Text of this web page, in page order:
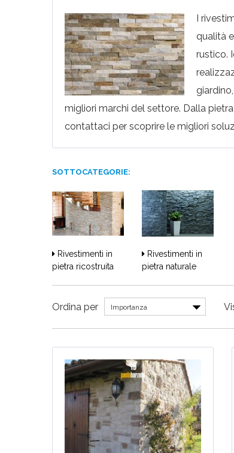
I
qualità
rustico.
migliori marchi del settore. Dalla
contattaci per scoprire le migliori
SOTTOCATEGORIE:
Rivestimenti in
pietra ricostruita
Rivestimenti in
pietra naturale
Ordina per Importanza